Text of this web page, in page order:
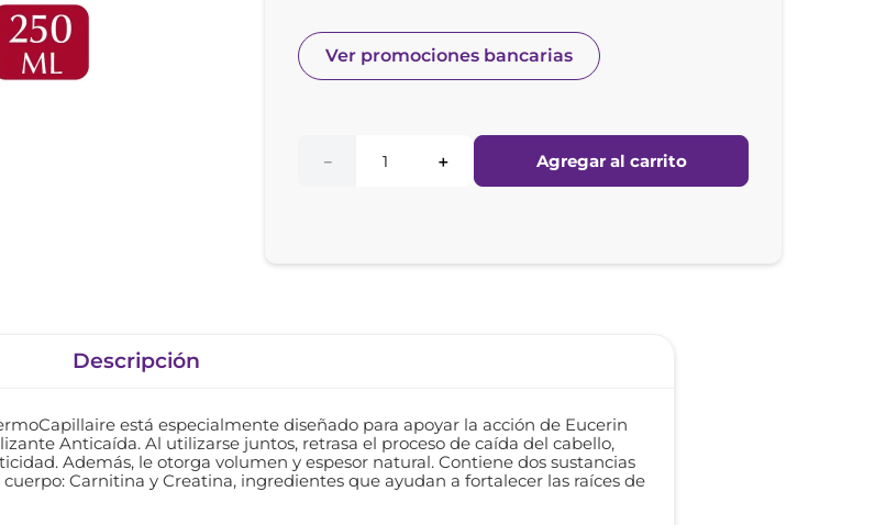
Ver promociones bancarias
＋
－ Agregar al carrito
Descripción
está especialmente diseñado para apoyar la acción de Eucerin
Anticaída. Al utilizarse juntos, retrasa el proceso de caída del cabello,
Además, le otorga volumen y espesor natural. Contiene dos sustancias
Carnitina y Creatina, ingredientes que ayudan a fortalecer las raíces de